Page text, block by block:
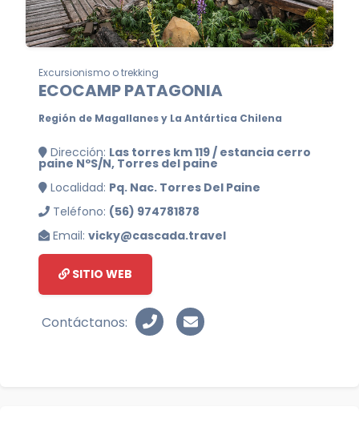
Excursionismo o trekking
ECOCAMP PATAGONIA
Región de Magallanes y La Antártica Chilena
Dirección: Las torres km 119 / estancia cerro
paine NºS/N, Torres del paine
Localidad: Pq. Nac. Torres Del Paine
Teléfono: (56) 974781878
Email: vicky@cascada.travel
SITIO WEB
Contáctanos: